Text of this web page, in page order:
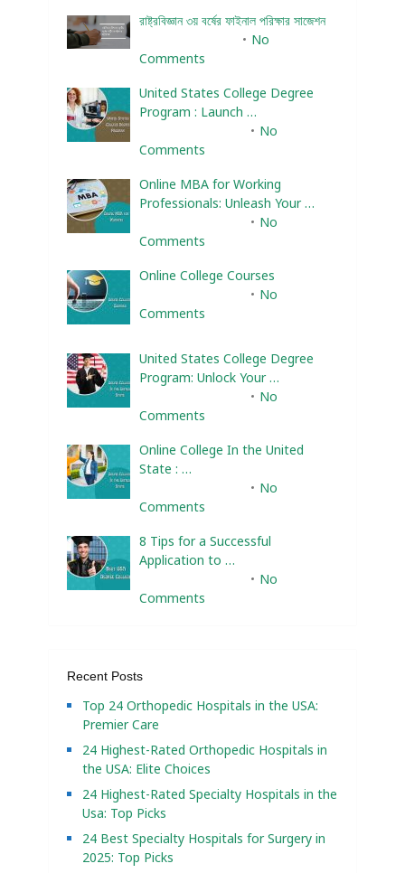
রাষ্ট্রবিজ্ঞান ৩য় বর্ষের ফাইনাল পরিক্ষার সাজেশন
No
Comments
United States College Degree
Program : Launch …
No
Comments
Online MBA for Working
Professionals: Unleash Your …
No
Comments
Online College Courses
No
Comments
United States College Degree
Program: Unlock Your …
No
Comments
Online College In the United
State : …
No
Comments
8 Tips for a Successful
Application to …
No
Comments
Recent Posts
Top 24 Orthopedic Hospitals in the USA:
Premier Care
24 Highest-Rated Orthopedic Hospitals in
the USA: Elite Choices
24 Highest-Rated Specialty Hospitals in the
Usa: Top Picks
24 Best Specialty Hospitals for Surgery in
2025: Top Picks